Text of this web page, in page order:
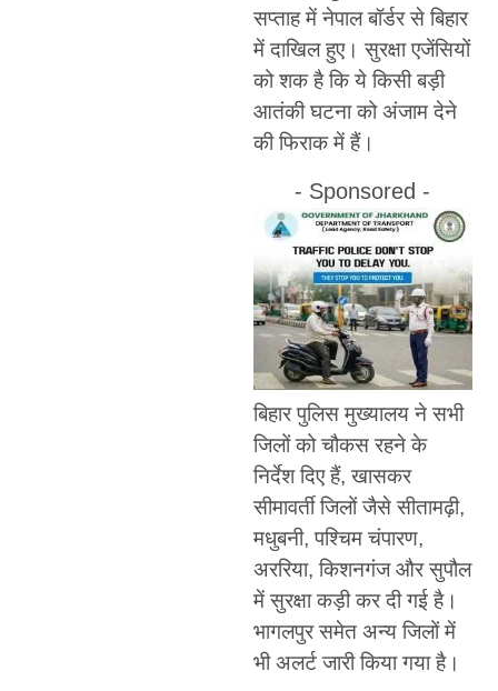
सप्ताह में नेपाल बॉर्डर से बिहार
में दाखिल हुए। सुरक्षा एजेंसियों
को शक है कि ये किसी बड़ी
आतंकी घटना को अंजाम देने
की फिराक में हैं।
- Sponsored -
बिहार पुलिस मुख्यालय ने सभी
जिलों को चौकस रहने के
निर्देश दिए हैं, खासकर
सीमावर्ती जिलों जैसे सीतामढ़ी,
मधुबनी, पश्चिम चंपारण,
अररिया, किशनगंज और सुपौल
में सुरक्षा कड़ी कर दी गई है।
भागलपुर समेत अन्य जिलों में
भी अलर्ट जारी किया गया है।